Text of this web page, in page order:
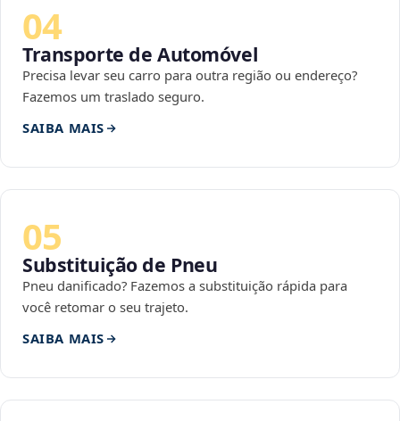
04
Transporte de Automóvel
Precisa levar seu carro para outra região ou endereço?
Fazemos um traslado seguro.
SAIBA MAIS
05
Substituição de Pneu
Pneu danificado? Fazemos a substituição rápida para
você retomar o seu trajeto.
SAIBA MAIS